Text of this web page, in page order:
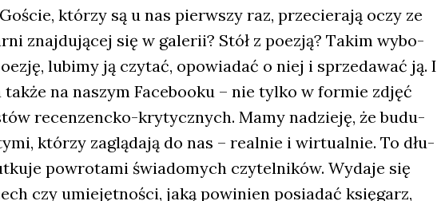
któ­rzy są u nas pierw­szy raz, prze­cie­ra­ją oczy ze
znaj­du­ją­cej się w gale­rii? Stół z poezją? Takim wybo­
lubi­my ją czy­tać, opo­wia­dać o niej i sprze­da­wać ją. I
na naszym Face­bo­oku – nie tyl­ko w for­mie zdjęć
recen­zenc­ko-kry­tycz­nych. Mamy nadzie­ję, że budu­
któ­rzy zaglą­da­ją do nas – real­nie i wir­tu­al­nie. To dłu­
powro­ta­mi świa­do­mych czy­tel­ni­ków. Wyda­je się
czy umie­jęt­no­ści, jaką powi­nien posia­dać księ­garz,